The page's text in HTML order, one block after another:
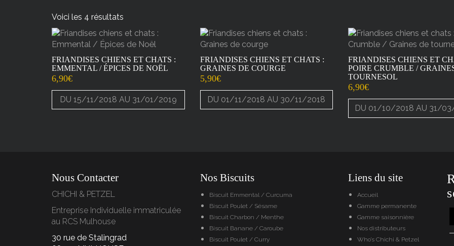
Voici les 4 résultats
FRIANDISES CHIENS ET CHATS :
EMMENTAL / ÉPICES DE NOËL
6,90€
DU 15/11/2018 AU 31/01/2019
FRIANDISES CHIENS ET CHATS :
GRAINES DE COURGE
5,90€
DU 01/11/2018 AU 30/11/2018
FRIANDISES CHIENS ET
POIRE CRUMBLE /
TOURNESOL
6,90€
DU 01/10/2018 AU 31/
Nous Contacter
CHICHI & PETZEL
Entreprise Individuelle immatriculée
au RCS Mulhouse
30 rue de Stalingrad
Nos Biscuits
Biscuit Emmental / Curcuma
Biscuit Poulet / Sésame
Biscuit Charbon / Menthe
Biscuit Banane / Caroube
Biscuit Poulet / Curry
Liens du site
Accueil
Gamme permanente
Gamme saisonnière
Nos distributeurs
Who’s Chichi & Petzel